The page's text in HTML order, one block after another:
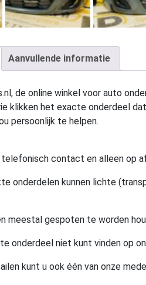
Aanvullende informatie
de online winkel voor auto
klikken het exacte onderdeel
persoonlijk te helpen.
telefonisch contact en alleen op
onderdelen kunnen lichte
meestal gespoten te worden
onderdeel niet kunt vinden op
kunt u ook één van onze